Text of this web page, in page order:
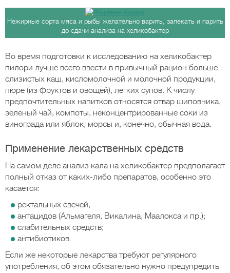
Нежирные сорта мяса и рыбы желательно варить, запекать и парить
до сдачи анализа на хеликобактер
Во время подготовки к исследованию на хеликобактер
пилори лучше всего ввести в привычный рацион больше
слизистых каш, кисломолочной и молочной продукции,
пюре (из фруктов и овощей), легких супов. К числу
предпочтительных напитков относятся отвар шиповника,
зеленый чай, компоты, неконцентрированные соки из
винограда или яблок, морсы и, конечно, обычная вода.
Применение лекарственных средств
На самом деле анализ кала на хеликобактер предполагает
полный отказ от каких-либо препаратов, особенно это
касается:
ректальных свечей;
антацидов (Альмагеля, Викалина, Маалокса и пр.);
слабительных средств;
антибиотиков.
Если же некоторые лекарства требуют регулярного
употребления, об этом обязательно нужно предупредить